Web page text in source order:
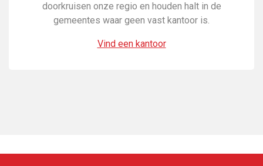
doorkruisen onze regio en houden halt in de
gemeentes waar geen vast kantoor is.
Vind een kantoor